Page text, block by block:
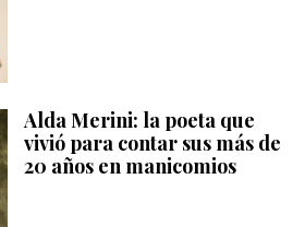
Alda Merini: la poeta que
vivió para contar sus más de
20 años en manicomios